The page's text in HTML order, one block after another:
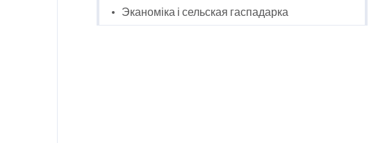
Эканоміка і сельская гаспадарка